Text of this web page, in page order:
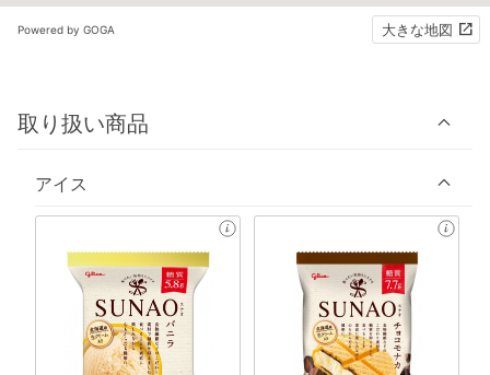
Powered by GOGA 大きな地図
取り扱い商品
アイス